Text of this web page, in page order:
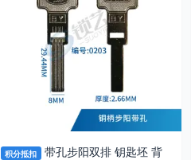
积分抵扣
带孔步阳双排 钥匙坯 背